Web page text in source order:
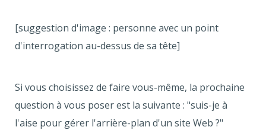
[suggestion d'image : personne avec un point
d'interrogation au-dessus de sa tête]
Si vous choisissez de faire vous-même, la prochaine
question à vous poser est la suivante : "suis-je à
l'aise pour gérer l'arrière-plan d'un site Web ?"